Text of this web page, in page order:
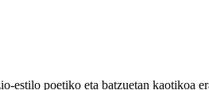
estilo poetiko eta batzuetan kaotikoa